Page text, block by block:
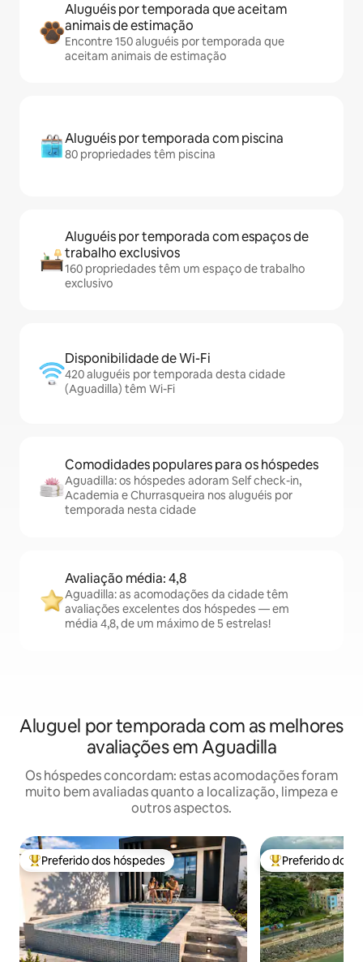
Aluguéis por temporada que aceitam
animais de estimação
Encontre 150 aluguéis por temporada que
aceitam animais de estimação
Aluguéis por temporada com piscina
80 propriedades têm piscina
Aluguéis por temporada com espaços de
trabalho exclusivos
160 propriedades têm um espaço de trabalho
exclusivo
Disponibilidade de Wi-Fi
420 aluguéis por temporada desta cidade
(Aguadilla) têm Wi-Fi
Comodidades populares para os hóspedes
Aguadilla: os hóspedes adoram Self check-in,
Academia e Churrasqueira nos aluguéis por
temporada nesta cidade
Avaliação média: 4,8
Aguadilla: as acomodações da cidade têm
avaliações excelentes dos hóspedes — em
média 4,8, de um máximo de 5 estrelas!
Aluguel por temporada com as melhores
avaliações em Aguadilla
Os hóspedes concordam: estas acomodações foram
muito bem avaliadas quanto a localização, limpeza e
outros aspectos.
Entre os melhores preferidos dos hóspedes
Preferido dos hóspedes Entre os
Preferido dos